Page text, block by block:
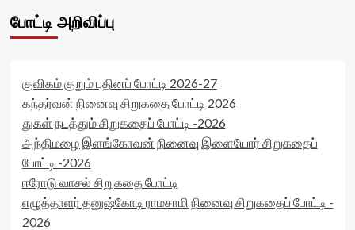
போட்டி அறிவிப்பு
குவிகம் குறும் புதினப் போட்டி 2026-27
கந்தர்வன் நினைவு சிறுகதை போட்டி 2026
துகள் நடத்தும் சிறுகதைப் போட்டி -2026
அந்திமழை இளங்கோவன் நினைவு இளையோர் சிறுகதைப்
போட்டி -2026
ஈரோடு வாசல் சிறுகதை போட்டி
எழுத்தாளர் தனுஷ்கோடி ராமசாமி நினைவு சிறுகதைப் போட்டி -
2026